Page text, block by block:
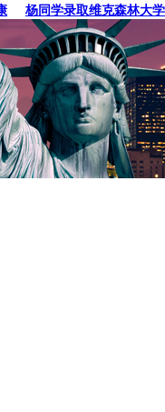
杨同学录取维克森林大学